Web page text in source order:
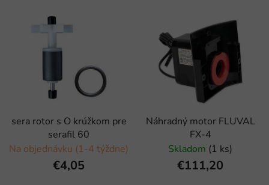
sera rotor s O krúžkom pre
serafil 60
Na objednávku (1-4 týždne)
€4,05
Náhradný motor FLUVAL
FX-4
Skladom (1 ks)
€111,20